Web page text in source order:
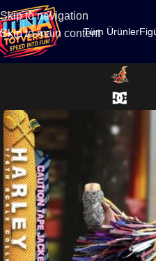
Skip to navigation
Skip to main contentTüm Ürünler